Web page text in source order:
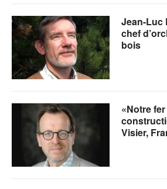
Jean-Luc
chef
bois
«Notre
Visier,